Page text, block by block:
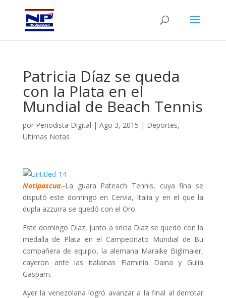
Patricia Díaz se queda
con la Plata en el
Mundial de Beach Tennis
por Periodista Digital | Ago 3, 2015 | Deportes,
Ultimas Notas
Notipascua.-La guara Pateach Tennis, cuya fina se
disputó este domingo en Cervia, Italia y en el que la
dupla azzurra se quedó con el Oro.
Este domingo Díaz, junto a sricia Díaz se quedó con la
medalla de Plata en el Campeonato Mundial de Bu
compañera de equipo, la alemana Maraike Biglmaier,
cayeron ante las italianas Flaminia Daina y Gulia
Gasparri.
Ayer la venezolana logró avanzar a la final al derrotar